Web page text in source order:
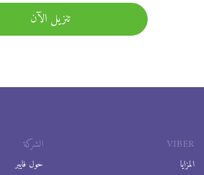
تنزيل الآن
VIBER
المزايا
الشركة
حول فايبر